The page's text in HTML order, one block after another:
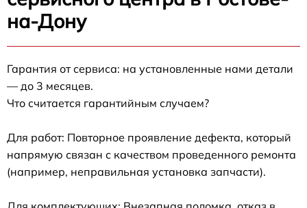
на-Дону
Гарантия от сервиса: на установленные нами детали
— до 3 месяцев.
Что считается гарантийным случаем?
Для работ: Повторное проявление дефекта, который
напрямую связан с качеством проведенного ремонта
(например, неправильная установка запчасти).